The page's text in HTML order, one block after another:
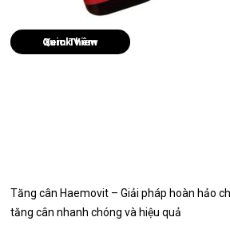
Quick View
Tăng cân Haemovit – Giải pháp hoàn hảo
tăng cân nhanh chóng và hiệu quả